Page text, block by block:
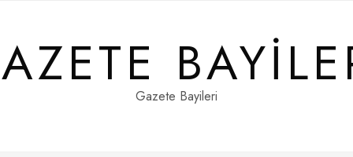
Gazete Bayileri